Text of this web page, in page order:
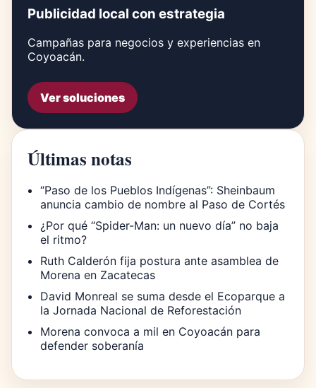
Publicidad local con estrategia
Campañas para negocios y experiencias en
Coyoacán.
Ver soluciones
Últimas notas
“Paso de los Pueblos Indígenas”: Sheinbaum
anuncia cambio de nombre al Paso de Cortés
¿Por qué “Spider-Man: un nuevo día” no baja
el ritmo?
Ruth Calderón fija postura ante asamblea de
Morena en Zacatecas
David Monreal se suma desde el Ecoparque a
la Jornada Nacional de Reforestación
Morena convoca a mil en Coyoacán para
defender soberanía